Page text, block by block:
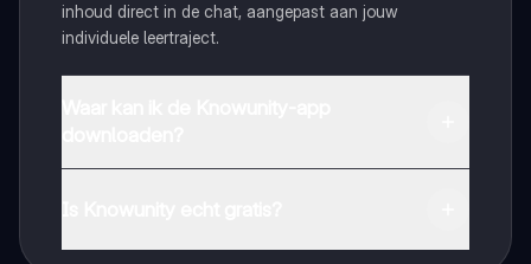
inhoud direct in de chat, aangepast aan jouw
individuele leertraject.